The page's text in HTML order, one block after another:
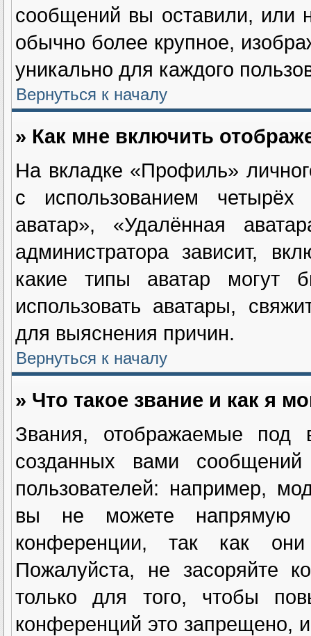
сообщений вы оставили, или
обычно более крупное,
уникально для каждого
Вернуться к началу
» Как мне включить
На вкладке «Профиль»
с использованием четырёх
аватар», «Удалённая
администратора зависит,
какие типы аватар могут
использовать аватары,
для выяснения причин.
Вернуться к началу
» Что такое звание и как я
Звания, отображаемые под
созданных вами
пользователей: например,
вы не можете напрямую
конференции, так как они
Пожалуйста, не засоряйте
только для того, чтобы
конференций это запрещено,